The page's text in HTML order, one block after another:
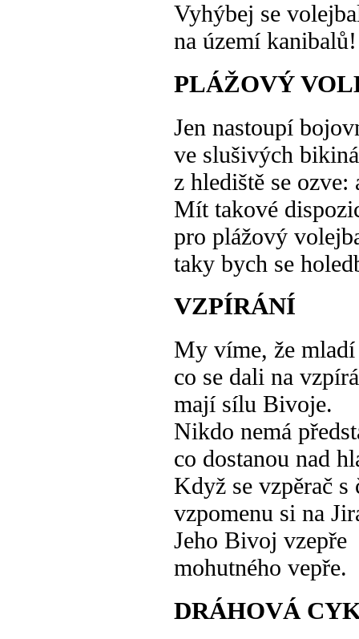
Vyhýbej se
na území kanibalů!
PLÁŽOVÝ
Jen nastoupí
ve slušivých
z hlediště se ozve:
Mít takové
pro plážový
taky bych se
VZPÍRÁNÍ
My víme, že
co se dali na
mají sílu Bivoje.
Nikdo nemá
co dostanou nad
Když se vzpěrač s
vzpomenu si na
Jeho Bivoj vzepře
mohutného vepře.
DRÁHOVÁ